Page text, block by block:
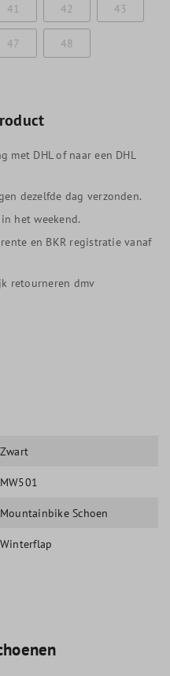
41 42 43
47 48
met DHL of naar een DHL
dezelfde dag verzonden.
het weekend.
en BKR registratie vanaf
retourneren dmv
Zwart
MW501
Mountainbike Schoen
Winterflap